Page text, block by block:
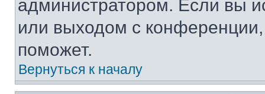
администратором. Если вы
или выходом с
поможет.
Вернуться к началу